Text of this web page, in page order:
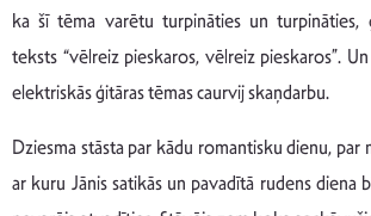
ka šī tēma varētu turpināties un turpināties,
teksts “vēlreiz pieskaros, vēlreiz pieskaros”.
elektriskās ģitāras tēmas caurvij skaņdarbu.
Dziesma stāsta par kādu romantisku dienu, par
ar kuru Jānis satikās un pavadītā rudens diena